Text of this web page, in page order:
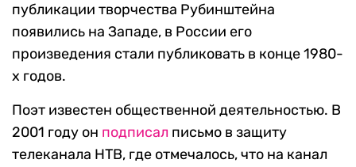
публикации творчества Рубинштейна
появились на Западе, в России его
произведения стали публиковать в конце 1980-
х годов.
Поэт известен общественной деятельностью. В
2001 году он подписал письмо в защиту
телеканала НТВ, где отмечалось, что на канал